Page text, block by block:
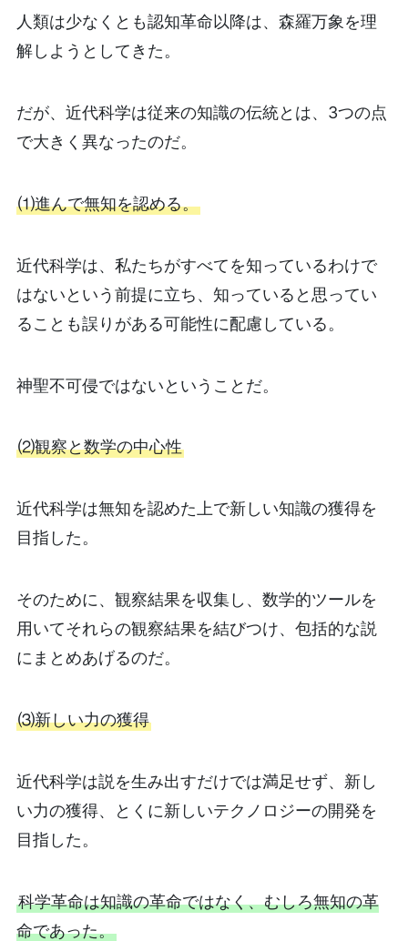
人類は少なくとも認知革命以降は、森羅万象を理
解しようとしてきた。
だが、近代科学は従来の知識の伝統とは、3つの点
で大きく異なったのだ。
⑴進んで無知を認める。
近代科学は、私たちがすべてを知っているわけで
はないという前提に立ち、知っていると思ってい
ることも誤りがある可能性に配慮している。
神聖不可侵ではないということだ。
⑵観察と数学の中心性
近代科学は無知を認めた上で新しい知識の獲得を
目指した。
そのために、観察結果を収集し、数学的ツールを
用いてそれらの観察結果を結びつけ、包括的な説
にまとめあげるのだ。
⑶新しい力の獲得
近代科学は説を生み出すだけでは満足せず、新し
い力の獲得、とくに新しいテクノロジーの開発を
目指した。
科学革命は知識の革命ではなく、むしろ無知の革
命であった。